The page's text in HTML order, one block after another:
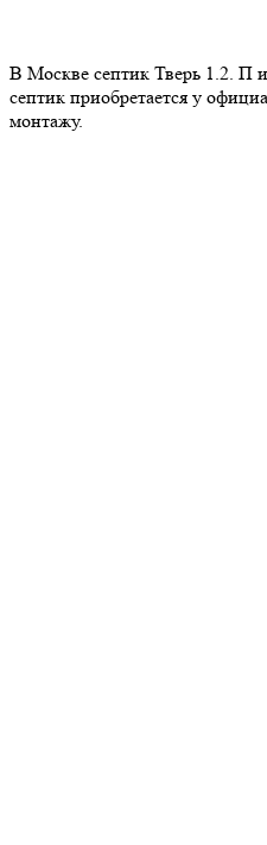
В Москве септик Тверь 1.2. П
септик приобретается у
монтажу.